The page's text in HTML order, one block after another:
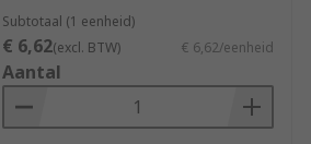
Subtotaal (1 eenheid)
€ 6,62(excl. BTW) € 6,62/eenheid
Aantal